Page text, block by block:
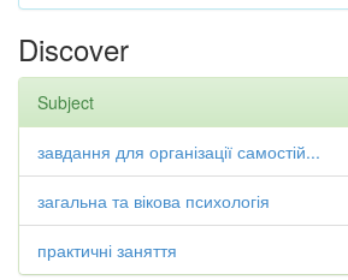
Discover
Subject
завдання для організації самостій...
загальна та вікова психологія
практичні заняття